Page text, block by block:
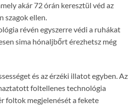
akár 72 órán keresztül véd az
szagok ellen.
révén egyszerre védi a ruhákat
sima hónaljbőrt érezhetsz még
és az érzéki illatot egyben. Az
foltellenes technológia
foltok megjelenését a fekete